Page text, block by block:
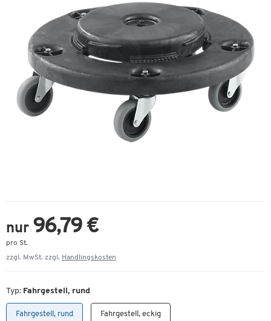
nur 96,79 €
pro St.
zzgl. MwSt. zzgl. Handlingskosten
Typ: Fahrgestell, rund
Fahrgestell, rund Fahrgestell, eckig